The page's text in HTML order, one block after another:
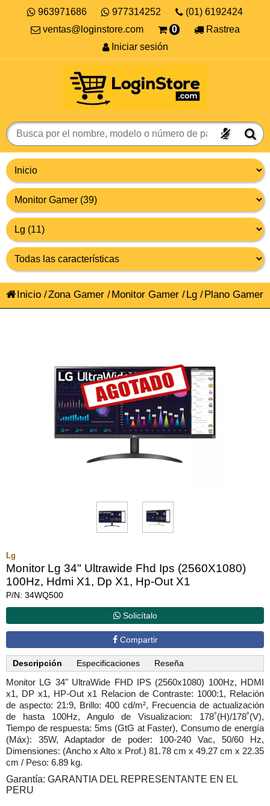
963971686 977314252
(01) 6192424
ventas@loginstore.com
0
Rastrea
Iniciar sesión
Inicio /Zona Gamer /Monitor Gamer /Lg /Plano Gamer
Lg
Monitor Lg 34" Ultrawide Fhd Ips (2560X1080)
100Hz, Hdmi X1, Dp X1, Hp-Out X1
P/N: 34WQ500
Solicítalo
Compartir
Descripción Especificaciones Reseña
Monitor LG 34" UltraWide FHD IPS (2560x1080) 100Hz, HDMI
x1, DP x1, HP-Out x1 Relacion de Contraste: 1000:1, Relación
de aspecto: 21:9, Brillo: 400 cd/m², Frecuencia de actualización
de hasta 100Hz, Angulo de Visualizacion: 178˚(H)/178˚(V),
Tiempo de respuesta: 5ms (GtG at Faster), Consumo de energía
(Máx): 35W, Adaptador de poder: 100-240 Vac, 50/60 Hz,
Dimensiones: (Ancho x Alto x Prof.) 81.78 cm x 49.27 cm x 22.35
cm / Peso: 6.89 kg.
Garantía: GARANTIA DEL REPRESENTANTE EN EL
PERU